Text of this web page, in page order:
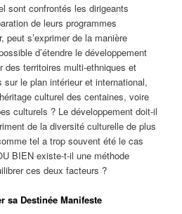
sont confrontés les dirigeants
de leurs programmes
peut s’exprimer de la manière
d’étendre le développement
des territoires multi-ethniques et
le plan intérieur et international,
culturel des centaines, voire
culturels ? Le développement doit-il
de la diversité culturelle de plus
tel a trop souvent été le cas
BIEN existe-t-il une méthode
ces deux facteurs ?
sa Destinée Manifeste